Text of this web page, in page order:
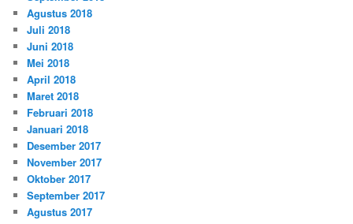
Agustus 2018
Juli 2018
Juni 2018
Mei 2018
April 2018
Maret 2018
Februari 2018
Januari 2018
Desember 2017
November 2017
Oktober 2017
September 2017
Agustus 2017